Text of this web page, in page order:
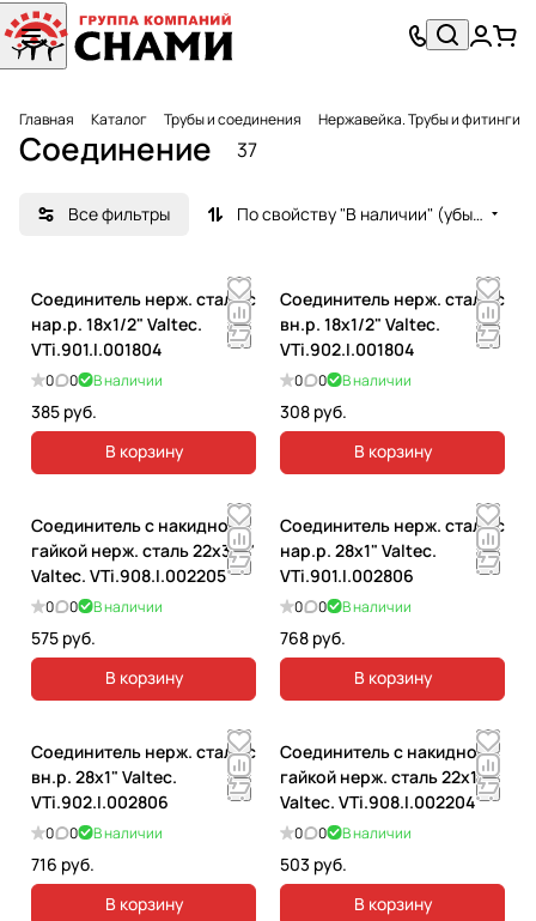
Главная Каталог Трубы и соединения Нержавейка. Трубы и фитинги
Соединение 37
Все фильтры По свойству "В наличии" (убывание)
Соединитель нерж. сталь с
нар.р. 18х1/2" Valtec.
VTi.901.I.001804
0 0 В наличии
385 руб.
В корзину
Соединитель нерж. сталь с
вн.р. 18х1/2" Valtec.
VTi.902.I.001804
0 0 В наличии
308 руб.
В корзину
Соединитель с накидной
гайкой нерж. сталь 22х3/4"
Valtec. VTi.908.I.002205
0 0 В наличии
575 руб.
В корзину
Соединитель нерж. сталь с
нар.р. 28х1" Valtec.
VTi.901.I.002806
0 0 В наличии
768 руб.
В корзину
Соединитель нерж. сталь с
вн.р. 28х1" Valtec.
VTi.902.I.002806
0 0 В наличии
716 руб.
В корзину
Соединитель с накидной
гайкой нерж. сталь 22х1/2"
Valtec. VTi.908.I.002204
0 0 В наличии
503 руб.
В корзину